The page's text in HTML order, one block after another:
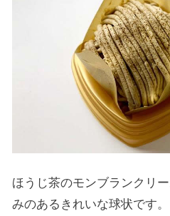
ほうじ茶のモンブランクリ
みのあるきれいな球状です。